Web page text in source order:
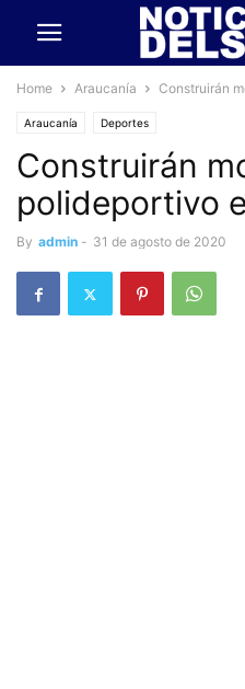
Home Araucanía Construirán
Araucanía Deportes
Construirán
polideportivo
By admin - 31 de agosto de 2020